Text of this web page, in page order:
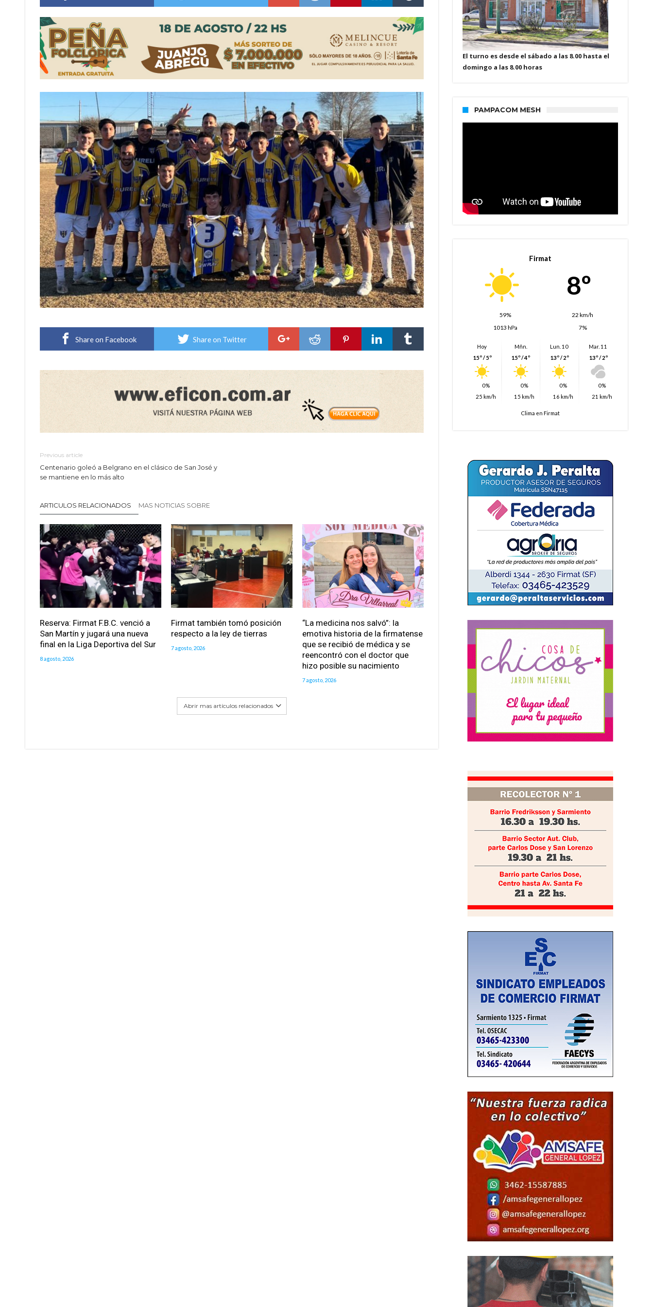
Vuelve el básquet: este viernes arranca el Clausura con agenda confirmada y planteles renovados
Share on Facebook Share on Twitter
Previous article
Centenario goleó a Belgrano en el clásico de San José y
se mantiene en lo más alto
ARTICULOS RELACIONADOS MAS NOTICIAS SOBRE
Reserva: Firmat F.B.C. venció a
San Martín y jugará una nueva
final en la Liga Deportiva del Sur
8 agosto, 2026
Firmat también tomó posición
respecto a la ley de tierras
7 agosto, 2026
“La medicina nos salvó”: la
emotiva historia de la firmatense
que se recibió de médica y se
reencontró con el doctor que
hizo posible su nacimiento
7 agosto, 2026
Abrir mas artículos relacionados
El turno es desde el sábado a las 8.00 hasta el
domingo a las 8.00 horas
PAMPACOM MESH
Firmat
8º
59%
22 km/h
1013 hPa
7%
Hoy
15º / 5º
0%
25 km/h
Mñn.
15º / 4º
0%
15 km/h
Lun. 10
13º / 2º
0%
16 km/h
Mar. 11
13º / 2º
0%
21 km/h
Clima en Firmat